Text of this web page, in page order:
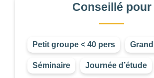
Conseillé pour
Petit groupe < 40 pers
Séminaire Journée d’étude
Les
filtres